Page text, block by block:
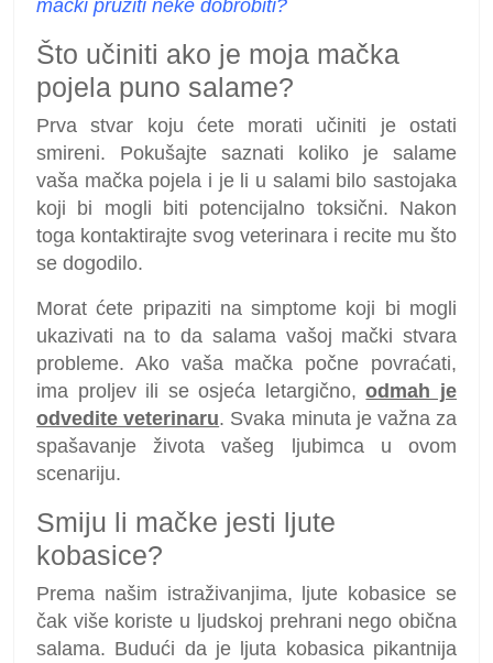
mački pružiti neke dobrobiti?
Što učiniti ako je moja mačka
pojela puno salame?
Prva stvar koju ćete morati učiniti je ostati
smireni. Pokušajte saznati koliko je salame
vaša mačka pojela i je li u salami bilo sastojaka
koji bi mogli biti potencijalno toksični. Nakon
toga kontaktirajte svog veterinara i recite mu što
se dogodilo.
Morat ćete pripaziti na simptome koji bi mogli
ukazivati ​​na to da salama vašoj mački stvara
probleme. Ako vaša mačka počne povraćati,
ima proljev ili se osjeća letargično,odmah je
odvedite veterinaru. Svaka minuta je važna za
spašavanje života vašeg ljubimca u ovom
scenariju.
Smiju li mačke jesti ljute
kobasice?
Prema našim istraživanjima, ljute kobasice se
čak više koriste u ljudskoj prehrani nego obična
salama. Budući da je ljuta kobasica pikantnija